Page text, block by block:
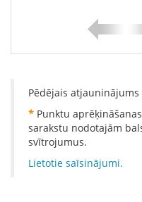
Pēdējais atjauninājums
* Punktu
sarakstu nodotajām
svītrojumus.
Lietotie saīsinājumi.